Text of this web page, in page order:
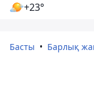
+23°
Басты Барлық